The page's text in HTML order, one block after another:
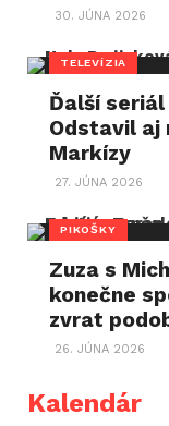
30. JÚNA 2026
TELEVÍZIA
Ďalší
Odstavil aj
Markízy
27. JÚNA 2026
PIKOŠKY
Zuza s
konečne
zvrat
26. JÚNA 2026
Kalendár